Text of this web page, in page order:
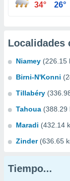
34° 26°
Localidades
Niamey (226.15
Birni-N'Konni
Tillabéry
Tahoua (388.29
Maradi (432.14
Zinder (636.65
Tiempo...